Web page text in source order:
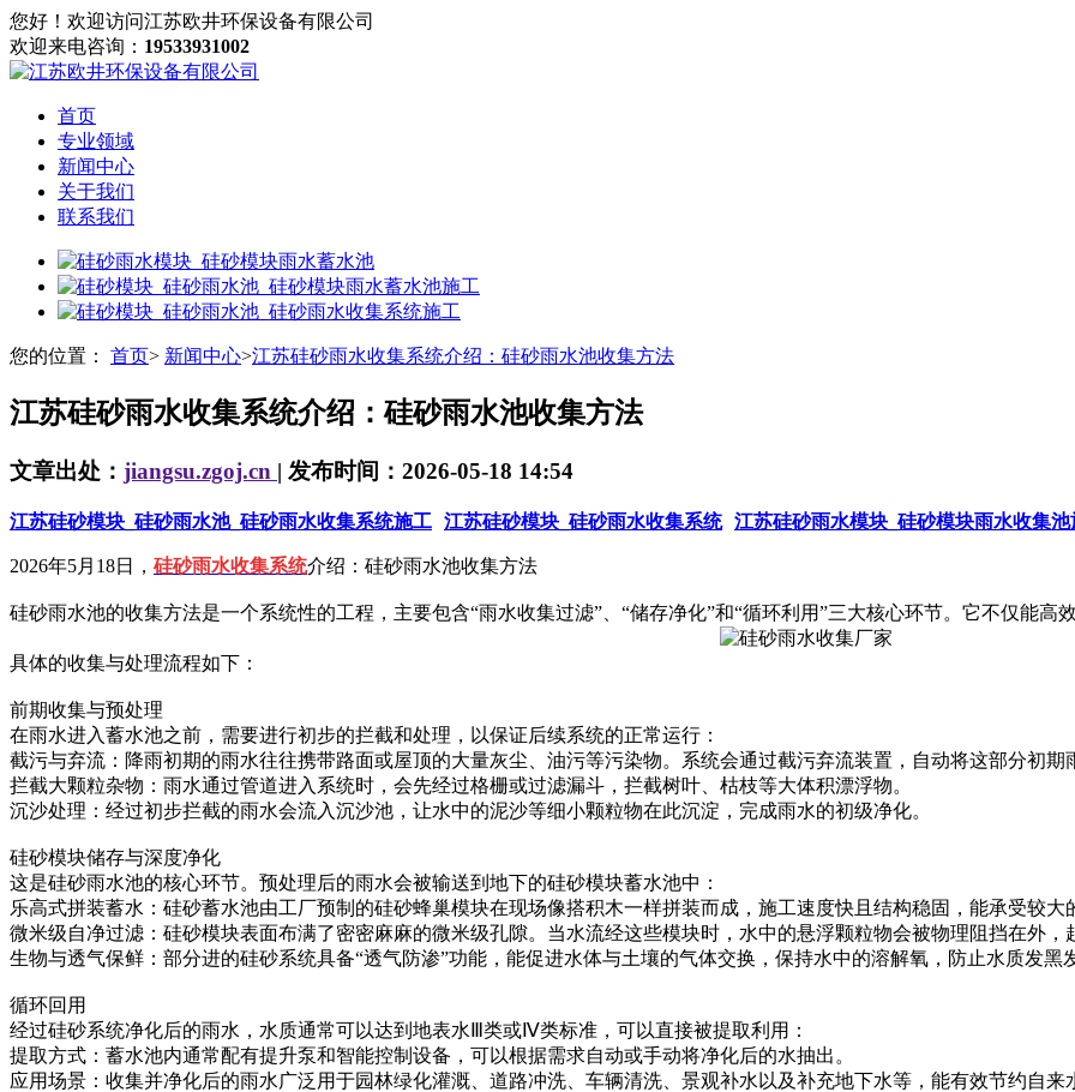
您好！欢迎访问江苏欧井环保设备有限公司
欢迎来电咨询： 19533931002
首页
专业领域
新闻中心
关于我们
联系我们
您的位置： 首页> 新闻中心>江苏硅砂雨水收集系统介绍：硅砂雨水池收集方法
江苏硅砂雨水收集系统介绍：硅砂雨水池收集方法
文章出处： jiangsu.zgoj.cn | 发布时间：2026-05-18 14:54
江苏硅砂模块_硅砂雨水池_硅砂雨水收集系统施工 江苏硅砂模块_硅砂雨水收集系统 江苏硅砂雨水模块_硅砂模块雨水收集池
2026年5月18日， 硅砂雨水收集系统介绍：硅砂雨水池收集方法
硅砂雨水池的收集方法是一个系统性的工程，主要包含“雨水收集过滤”、“储存净化”和“循环利用”三大核心环节。它不仅能
具体的收集与处理流程如下：
前期收集与预处理
在雨水进入蓄水池之前，需要进行初步的拦截和处理，以保证后续系统的正常运行：
截污与弃流：降雨初期的雨水往往携带路面或屋顶的大量灰尘、油污等污染物。系统会通过截污弃流装置，自动将这部分初
拦截大颗粒杂物：雨水通过管道进入系统时，会先经过格栅或过滤漏斗，拦截树叶、枯枝等大体积漂浮物。
沉沙处理：经过初步拦截的雨水会流入沉沙池，让水中的泥沙等细小颗粒物在此沉淀，完成雨水的初级净化。
硅砂模块储存与深度净化
这是硅砂雨水池的核心环节。预处理后的雨水会被输送到地下的硅砂模块蓄水池中：
乐高式拼装蓄水：硅砂蓄水池由工厂预制的硅砂蜂巢模块在现场像搭积木一样拼装而成，施工速度快且结构稳固，能承受较
微米级自净过滤：硅砂模块表面布满了密密麻麻的微米级孔隙。当水流经这些模块时，水中的悬浮颗粒物会被物理阻挡在外，
生物与透气保鲜：部分进的硅砂系统具备“透气防渗”功能，能促进水体与土壤的气体交换，保持水中的溶解氧，防止水质发
循环回用
经过硅砂系统净化后的雨水，水质通常可以达到地表水Ⅲ类或Ⅳ类标准，可以直接被提取利用：
提取方式：蓄水池内通常配有提升泵和智能控制设备，可以根据需求自动或手动将净化后的水抽出。
应用场景：收集并净化后的雨水广泛用于园林绿化灌溉、道路冲洗、车辆清洗、景观补水以及补充地下水等，能有效节约自来